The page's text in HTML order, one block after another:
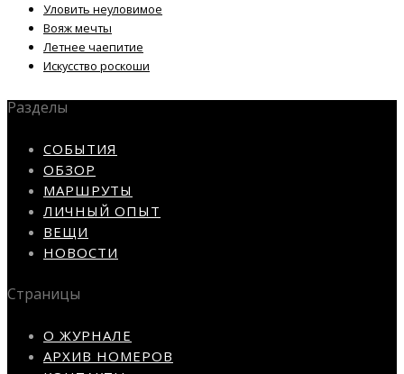
Уловить неуловимое
Вояж мечты
Летнее чаепитие
Искусство роскоши
Разделы
СОБЫТИЯ
ОБЗОР
МАРШРУТЫ
ЛИЧНЫЙ ОПЫТ
ВЕЩИ
НОВОСТИ
Страницы
О ЖУРНАЛЕ
АРХИВ НОМЕРОВ